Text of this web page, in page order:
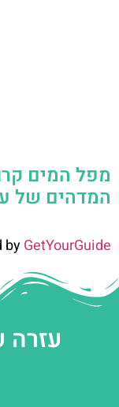
המדהים של
byGetYourGuide
עזרה